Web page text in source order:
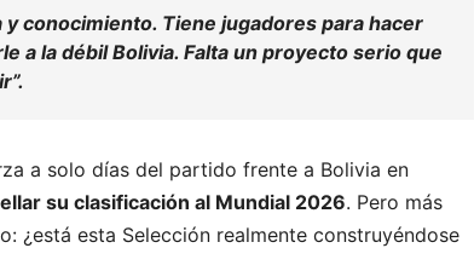
conocimiento. Tiene jugadores para hacer
a la débil Bolivia. Falta un proyecto serio que
a solo días del partido frente a Bolivia en
su clasificación al Mundial 2026. Pero más
¿está esta Selección realmente construyéndose